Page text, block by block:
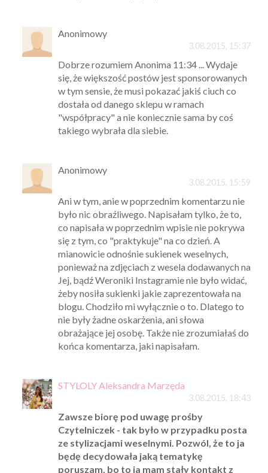
Anonimowy
3.08.2015, 15:37
Dobrze rozumiem Anonima 11:34 ... Wydaje
się, że większość postów jest sponsorowanych
w tym sensie, że musi pokazać jakiś ciuch co
dostała od danego sklepu w ramach
"współpracy" a nie koniecznie sama by coś
takiego wybrała dla siebie.
Anonimowy
3.08.2015, 15:59
Ani w tym, anie w poprzednim komentarzu nie
było nic obraźliwego. Napisałam tylko, że to,
co napisała w poprzednim wpisie nie pokrywa
się z tym, co "praktykuje" na co dzień. A
mianowicie odnośnie sukienek weselnych,
ponieważ na zdjęciach z wesela dodawanych na
Jej, bądź Weroniki Instagramie nie było widać,
żeby nosiła sukienki jakie zaprezentowała na
blogu. Chodziło mi wyłącznie o to. Dlatego to
nie były żadne oskarżenia, ani słowa
obrażające jej osobę. Także nie zrozumiałaś do
końca komentarza, jaki napisałam.
STYLOLY Aleksandra Marzęda
3.08.2015, 18:43
Zawsze biorę pod uwagę prośby
Czytelniczek - tak było w przypadku posta
ze stylizacjami weselnymi. Pozwól, że to ja
będę decydowała jaką tematykę
poruszam, bo to ja mam stały kontakt z